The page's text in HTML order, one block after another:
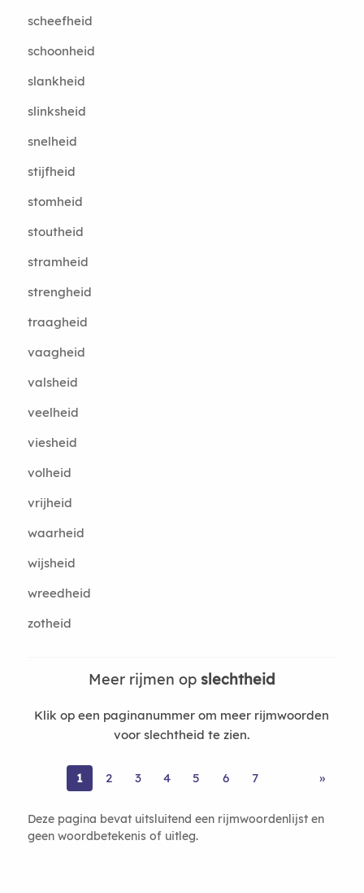
scheefheid
schoonheid
slankheid
slinksheid
snelheid
stijfheid
stomheid
stoutheid
stramheid
strengheid
traagheid
vaagheid
valsheid
veelheid
viesheid
volheid
vrijheid
waarheid
wijsheid
wreedheid
zotheid
Meer rijmen opslechtheid
Klik op een paginanummer om meer rijmwoorden
voor slechtheid te zien.
1 2 3 4 5 6 7 »
Deze pagina bevat uitsluitend een rijmwoordenlijst en
geen woordbetekenis of uitleg.